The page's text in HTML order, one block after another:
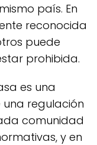
país. En
reconocida
puede
prohibida.
es una
regulación
comunidad
y en